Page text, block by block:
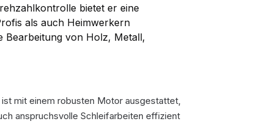
bietet er eine
als auch Heimwerkern
Bearbeitung von Holz, Metall,
ist mit einem robusten Motor ausgestattet,
anspruchsvolle Schleifarbeiten effizient